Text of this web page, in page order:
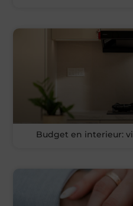
Budget en interieur: